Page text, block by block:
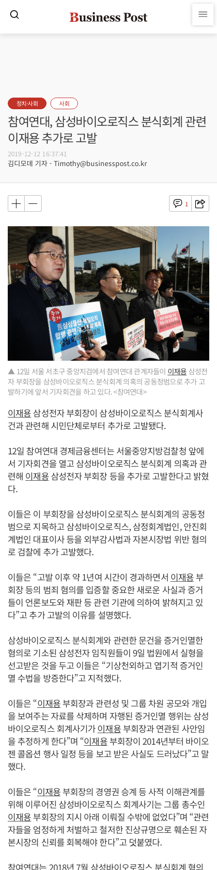
정치·사회 사회
참여연대, 삼성바이오로직스 분식회계 관련
이재용 추가로 고발
2019-12-12 16:37:41
김디모데 기자 - Timothy@businesspost.co.kr
1
▲ 12일 서울 서초구 중앙지검에서 참여연대 관계자들이 이재용 삼성전
자 부회장을 삼성바이오로직스 분식회계 의혹의 공동정범으로 추가 고
발하기에 앞서 기자회견을 하고 있다. <참여연대>
이재용삼성전자 부회장이 삼성바이오로직스 분식회계사
건과 관련해 시민단체로부터 추가로 고발됐다.
12일 참여연대 경제금융센터는 서울중앙지방검찰청 앞에
서 기자회견을 열고 삼성바이오로직스 분식회계 의혹과 관
련해 이재용삼성전자 부회장 등을 추가로 고발한다고 밝혔
다.
이들은 이 부회장을 삼성바이오로직스 분식회계의 공동정
범으로 지목하고 삼성바이오로직스, 삼정회계법인, 안진회
계법인 대표이사 등을 외부감사법과 자본시장법 위반 혐의
로 검찰에 추가 고발했다.
이들은 “고발 이후 약 1년여 시간이 경과하면서 이재용부
회장 등의 범죄 혐의를 입증할 중요한 새로운 사실과 증거
들이 언론보도와 재판 등 관련 기관에 의하여 밝혀지고 있
다”고 추가 고발의 이유를 설명했다.
삼성바이오로직스 분식회계와 관련한 문건을 증거인멸한
혐의로 기소된 삼성전자 임직원들이 9일 법원에서 실형을
선고받은 것을 두고 이들은 “기상천외하고 엽기적 증거인
멸 수법을 방증한다”고 지적했다.
이들은 “이재용부회장과 관련성 및 그룹 차원 공모와 개입
을 보여주는 자료를 삭제하며 자행된 증거인멸 행위는 삼성
바이오로직스 회계사기가이재용부회장과 연관된 사안임
을 추정하게 한다”며 “이재용부회장이 2014년부터 바이오
젠 콜옵션 행사 일정 등을 보고 받은 사실도 드러났다”고 말
했다.
이들은 “이재용부회장의 경영권 승계 등 사적 이해관계를
위해 이루어진 삼성바이오로직스 회계사기는 그룹 총수인
이재용부회장의 지시 아래 이뤄질 수밖에 없었다”며 “관련
자들을 엄정하게 처벌하고 철저한 진상규명으로 훼손된 자
본시장의 신뢰를 회복해야 한다”고 덧붙였다.
참여연대는 2018년 7월 삼성바이오로직스 분식회계 혐의